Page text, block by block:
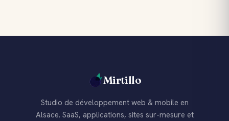
Mirtillo
Studio de développement web & mobile en
Alsace. SaaS, applications, sites sur-mesure et